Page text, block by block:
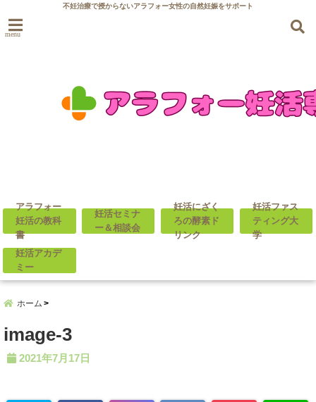
不妊治療で授からないアラフォー女性の自然妊娠をサポート
menu
アラフォー
妊活の教科
書
妊活セミナ
ー＆相談会
妊活にざく
ろの酵素ド
リンク
妊活ファス
ティング大
学
妊活アカデ
ミー
ホーム
image-3
2021年7月17日